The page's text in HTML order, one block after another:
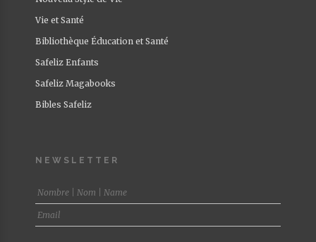
Vie et Santé
Bibliothèque Éducation et Santé
Safeliz Enfants
Safeliz Magabooks
Bibles Safeliz
NEWSLETTER